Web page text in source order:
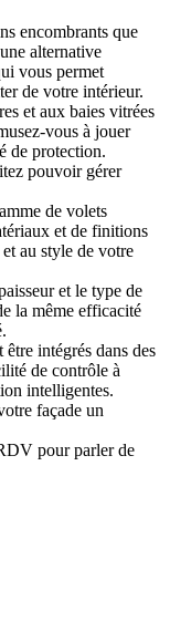
encombrants que
alternative
vous permet
de votre intérieur.
et aux baies vitrées
vous à jouer
de protection.
pouvoir gérer
de volets
et de finitions
au style de votre
et le type de
la même efficacité
intégrés dans des
de contrôle à
intelligentes.
façade un
pour parler de